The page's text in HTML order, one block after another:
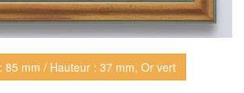
85 mm / Hauteur : 37 mm, Or vert